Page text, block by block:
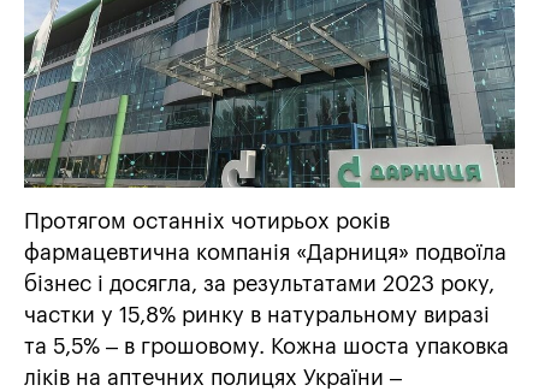
Протягом останніх чотирьох років
фармацевтична компанія «Дарниця» подвоїла
бізнес і досягла, за результатами 2023 року,
частки у 15,8% ринку в натуральному виразі
та 5,5% – в грошовому. Кожна шоста упаковка
ліків на аптечних полицях України –